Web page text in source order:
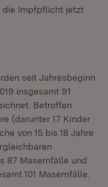
die Impfpflicht jetzt
seit Jahresbeginn
insgesamt 91
Betroffen
(darunter 17 Kinder
von 15 bis 18 Jahre
87 Masernfälle und
101 Masernfälle.